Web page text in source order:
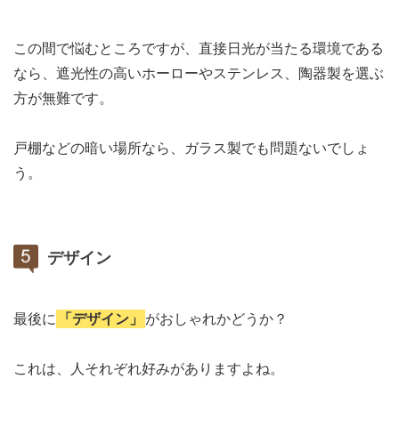
この間で悩むところですが、直接日光が当たる環境である
なら、遮光性の高いホーローやステンレス、陶器製を選ぶ
方が無難です。
戸棚などの暗い場所なら、ガラス製でも問題ないでしょ
う。
デザイン
最後に 「デザイン」 がおしゃれかどうか？
これは、人それぞれ好みがありますよね。